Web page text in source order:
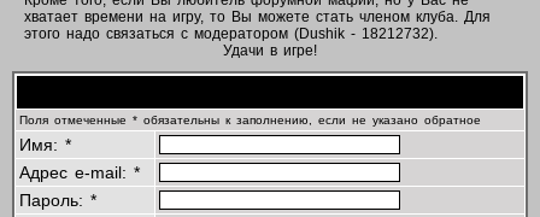
хватает времени на игру, то Вы можете стать членом клуба. Для
этого надо связаться с модератором (Dushik - 18212732).
Удачи в игре!
Поля отмеченные * обязательны к заполнению, если не указано обратное
Имя: *
Адрес e-mail: *
Пароль: *